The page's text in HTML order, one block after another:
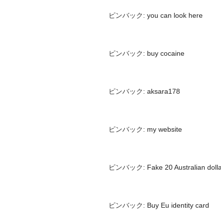
ピンバック: you can look here
ピンバック: buy cocaine
ピンバック: aksara178
ピンバック: my website
ピンバック: Fake 20 Australian
ピンバック: Buy Eu identity card